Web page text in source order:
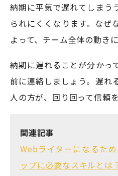
納期に平気で遅れてしまう
られにくくなります。なぜ
よって、チーム全体の動き
納期に遅れることが分かっ
前に連絡しましょう。遅れ
人の方が、回り回って信頼
関連記事
Webライターになるた
ップに必要なスキルとは